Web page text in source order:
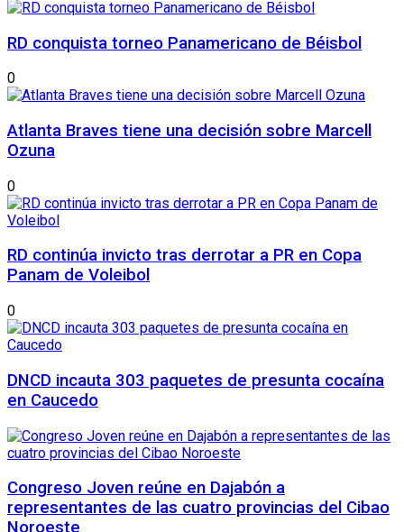
RD conquista torneo Panamericano de Béisbol
0
Atlanta Braves tiene una decisión sobre Marcell
Ozuna
0
RD continúa invicto tras derrotar a PR en Copa
Panam de Voleibol
0
DNCD incauta 303 paquetes de presunta cocaína
en Caucedo
Congreso Joven reúne en Dajabón a
representantes de las cuatro provincias del Cibao
Noroeste